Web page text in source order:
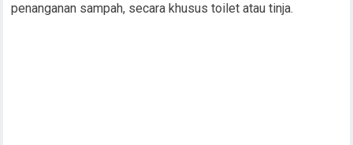
penanganan sampah, secara khusus toilet atau tinja.